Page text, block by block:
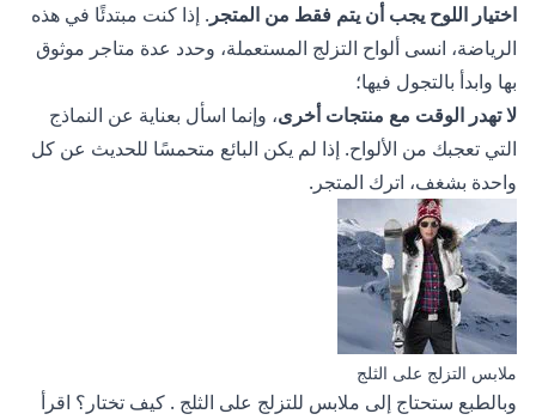
اختيار اللوح يجب أن يتم فقط من المتجر . إذا كنت مبتدئًا في هذه
الرياضة، انسى ألواح التزلج المستعملة، وحدد عدة متاجر موثوق
بها وابدأ بالتجول فيها؛
لا تهدر الوقت مع منتجات أخرى، وإنما اسأل بعناية عن النماذج
التي تعجبك من الألواح. إذا لم يكن البائع متحمسًا للحديث عن كل
واحدة بشغف، اترك المتجر.
ملابس التزلج على الثلج
وبالطبع ستحتاج إلى ملابس للتزلج على الثلج . كيف تختار؟ اقرأ